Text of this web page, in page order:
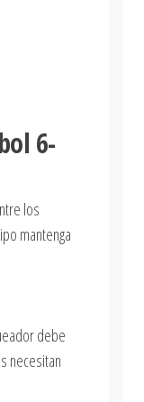
6-
los
mantenga
debe
necesitan